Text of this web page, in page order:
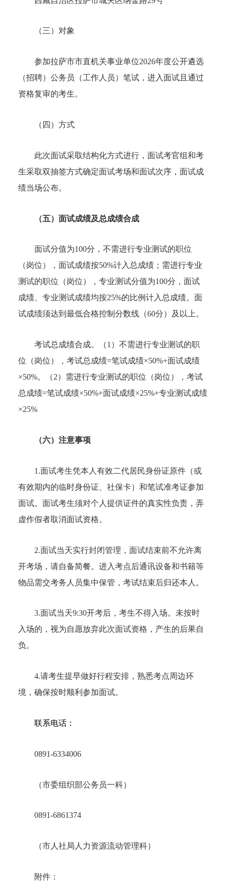
（三）对象
参加拉萨市市直机关事业单位2026年度公开遴选
（招聘）公务员（工作人员）笔试，进入面试且通过
资格复审的考生。
（四）方式
此次面试采取结构化方式进行，面试考官组和考
生采取双抽签方式确定面试考场和面试次序，面试成
绩当场公布。
（五）面试成绩及总成绩合成
面试分值为100分，不需进行专业测试的职位
（岗位），面试成绩按50%计入总成绩；需进行专业
测试的职位（岗位），专业测试分值为100分，面试
成绩、专业测试成绩均按25%的比例计入总成绩。面
试成绩须达到最低合格控制分数线（60分）及以上。
考试总成绩合成。（1）不需进行专业测试的职
位（岗位），考试总成绩=笔试成绩×50%+面试成绩
×50%。（2）需进行专业测试的职位（岗位），考试
总成绩=笔试成绩×50%+面试成绩×25%+专业测试成绩
×25%
（六）注意事项
1.面试考生凭本人有效二代居民身份证原件（或
有效期内的临时身份证、社保卡）和笔试准考证参加
面试。面试考生须对个人提供证件的真实性负责，弄
虚作假者取消面试资格。
2.面试当天实行封闭管理，面试结束前不允许离
开考场，请自备简餐。进入考点后通讯设备和书籍等
物品需交考务人员集中保管，考试结束后归还本人。
3.面试当天9:30开考后，考生不得入场。未按时
入场的，视为自愿放弃此次面试资格，产生的后果自
负。
4.请考生提早做好行程安排，熟悉考点周边环
境，确保按时顺利参加面试。
联系电话：
0891-6334006
（市委组织部公务员一科）
0891-6861374
（市人社局人力资源流动管理科）
附件：